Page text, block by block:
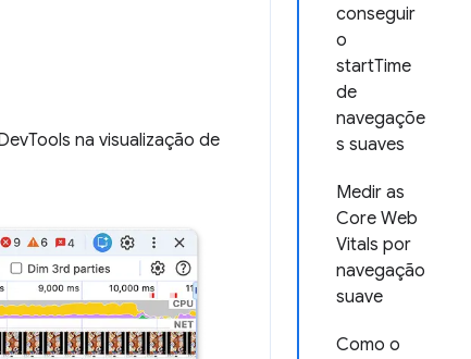
conseguir
o
startTime
de
navegaçõe
s suaves
Medir as
Core Web
Vitals por
navegação
suave
Como o
na visualização de